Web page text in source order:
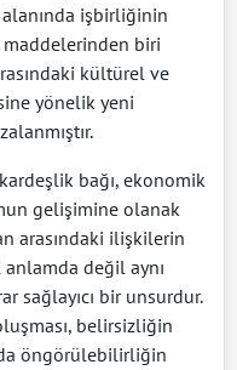
işbirliğinin
maddelerinden biri
kültürel ve
yönelik yeni
bağı, ekonomik
gelişimine olanak
arasındaki ilişkilerin
değil aynı
sağlayıcı bir unsurdur.
belirsizliğin
öngörülebilirliğin